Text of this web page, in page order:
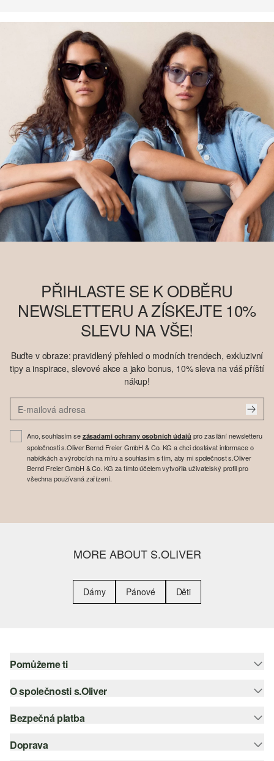
PŘIHLASTE SE K ODBĚRU
NEWSLETTERU A ZÍSKEJTE 10%
SLEVU NA VŠE!
Buďte v obraze: pravidlený přehled o modních trendech, exkluzivní
tipy a inspirace, slevové akce a jako bonus, 10% sleva na váš příští
nákup!
Ano, souhlasím se zásadami ochrany osobních údajů pro zasílání newsletteru
společnosti s.Oliver Bernd Freier GmbH & Co. KG a chci dostávat informace o
nabídkách a výrobcích na míru a souhlasím s tím, aby mi společnost s.Oliver
Bernd Freier GmbH & Co. KG za tímto účelem vytvořila uživatelský profil pro
všechna používaná zařízení.
MORE ABOUT S.OLIVER
Dámy Pánové Děti
Pomůžeme ti
Nápověda – často kladené otázky
Nápověda k velikostem
O společnosti s.Oliver
Newsletter
s.Oliver Group
Bezpečná platba
Platební karta
Doprava